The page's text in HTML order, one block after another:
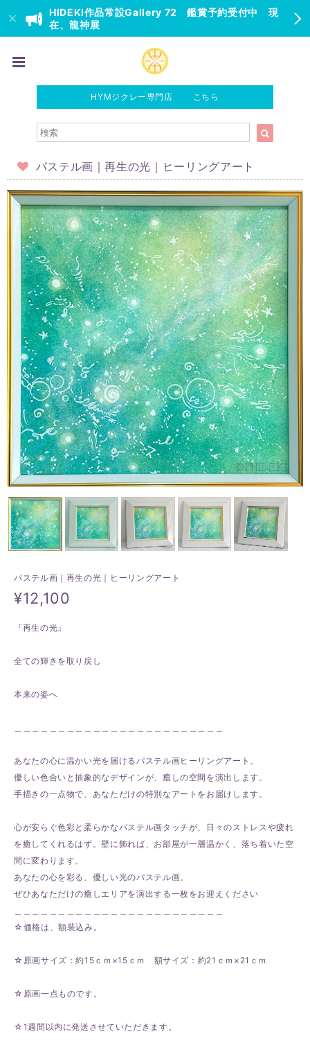
HIDEKI作品常設Gallery 72 鑑賞予約受付中 現
在、龍神展
HYMジクレー専門店 こちら
パステル画｜再生の光｜ヒーリングアート
パステル画｜再生の光｜ヒーリングアート
¥12,100
『再生の光』
全ての輝きを取り戻し
本来の姿へ
あなたの心に温かい光を届けるパステル画ヒーリングアート。
優しい色合いと抽象的なデザインが、癒しの空間を演出します。
手描きの一点物で、あなただけの特別なアートをお届けします。
心が安らぐ色彩と柔らかなパステル画タッチが、日々のストレスや疲れ
を癒してくれるはず。壁に飾れば、お部屋が一層温かく、落ち着いた空
間に変わります。
あなたの心を彩る、優しい光のパステル画。
ぜひあなただけの癒しエリアを演出する一枚をお迎えください
☆価格は、額装込み。
☆原画サイズ：約15ｃｍ×15ｃｍ 額サイズ：約21ｃｍ×21ｃｍ
☆原画一点ものです。
☆1週間以内に発送させていただきます。